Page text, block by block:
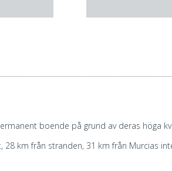
boende på grund av deras höga
km från stranden, 31 km från Murcias